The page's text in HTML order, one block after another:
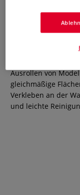
CERNIT®
Edelstahl
Ausrollen von
gleichmäßige
Verkleben an der
und leichte